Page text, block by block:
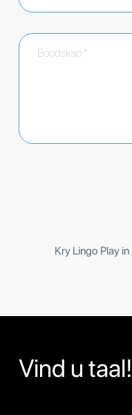
Kry Lingo Play in
Vind u taal!